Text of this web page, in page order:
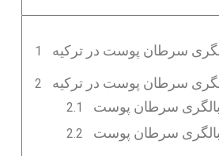
سرطان پوست در ترکیه
سرطان پوست در ترکیه
سرطان پوست
سرطان پوست